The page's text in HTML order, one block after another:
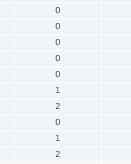
0
0
0
0
0
1
2
0
1
2